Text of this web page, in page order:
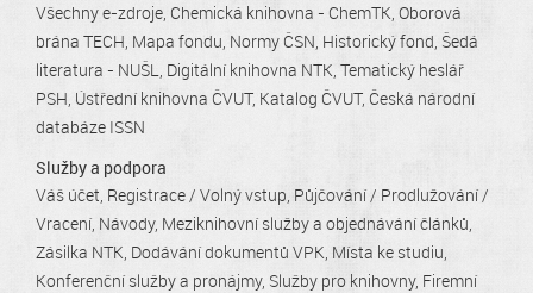
Všechny e-zdroje Chemická knihovna - ChemTK Oborová
brána TECH Mapa fondu Normy ČSN Historický fond Šedá
literatura - NUŠL Digitální knihovna NTK Tematický heslář
PSH Ústřední knihovna ČVUT Katalog ČVUT Česká národní
databáze ISSN
Služby a podpora
Váš účet Registrace / Volný vstup Půjčování / Prodlužování /
Vracení Návody Meziknihovní služby a objednávání článků
Zásilka NTK Dodávání dokumentů VPK Místa ke studiu
Konferenční služby a pronájmy Služby pro knihovny Firemní